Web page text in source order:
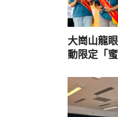
大崗山龍
動限定「